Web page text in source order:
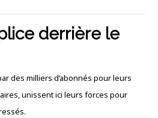
derrière le
des milliers d’abonnés pour leurs
unissent ici leurs forces pour